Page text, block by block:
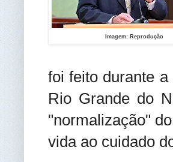
Imagem: Reprodução
foi feito durante
Rio Grande do
"normalização"
vida ao cuidado